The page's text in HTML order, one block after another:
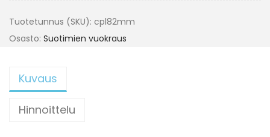
Tuotetunnus (SKU): cpl82mm
Osasto: Suotimien vuokraus
Kuvaus
Hinnoittelu